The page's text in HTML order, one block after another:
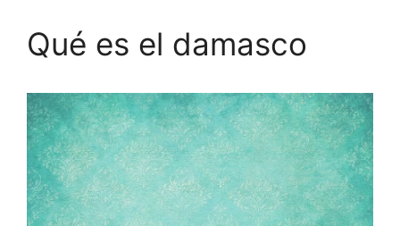
Qué es el damasco